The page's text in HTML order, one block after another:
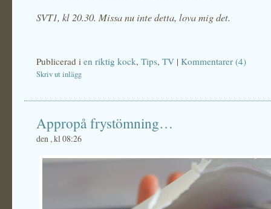
SVT1, kl 20.30. Missa nu inte detta, lova mig det.
Publicerad i en riktig kock, Tips, TV | Kommentarer (4)
Skriv ut inlägg
Appropå frystömning…
den , kl 08:26